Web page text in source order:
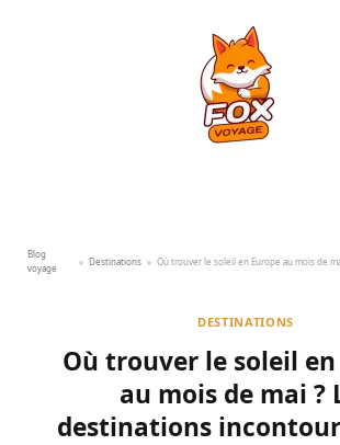
Blog
voyage
» Destinations »
DESTINATIONS
Où trouver le soleil
au mois de mai ?
destinations